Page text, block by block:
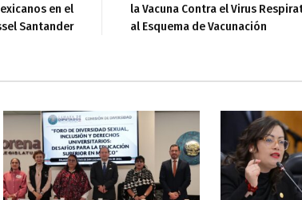
en el
Santander
la Vacuna Contra el Virus
al Esquema de Vacunación